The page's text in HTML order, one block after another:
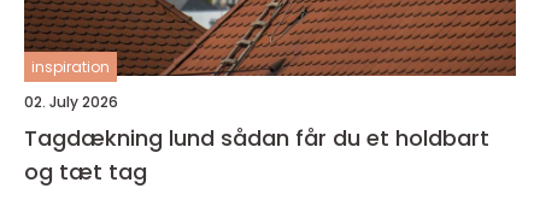
inspiration
02. July 2026
Tagdækning lund sådan får du et holdbart
og tæt tag